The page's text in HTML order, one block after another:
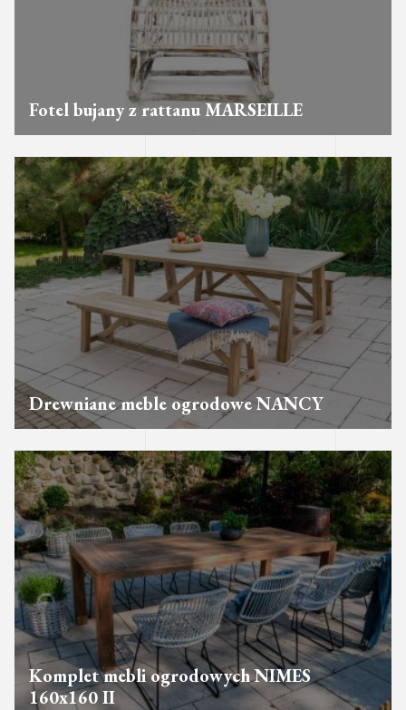
Fotel bujany z rattanu MARSEILLE
Drewniane meble ogrodowe NANCY
Komplet mebli ogrodowych NIMES
160x160 II